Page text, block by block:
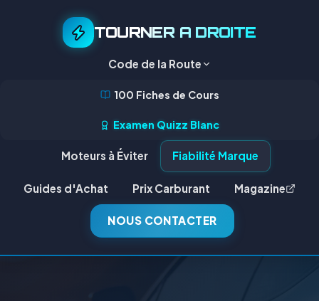
TOURNER A DROITE
Code de la Route
100 Fiches de Cours
Examen Quizz Blanc
Moteurs à Éviter Fiabilité Marque
Guides d'Achat Prix Carburant Magazine
NOUS CONTACTER